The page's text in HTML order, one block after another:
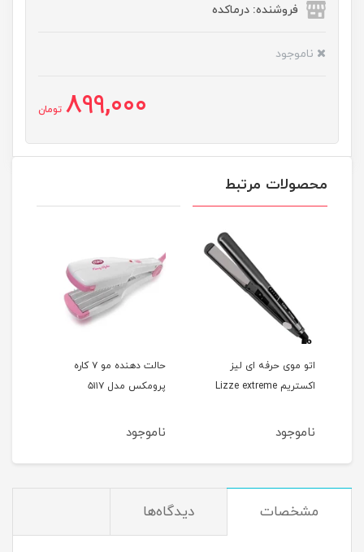
فروشنده: درماکده
ناموجود
899,000 تومان
محصولات مرتبط
اتو موی حرفه ای لیز
اکستریم Lizze extreme
ناموجود
حالت دهنده مو ۷ کاره
پرومکس مدل ۵۱۱۷
ناموجود
مشخصات دیدگاه‌ها